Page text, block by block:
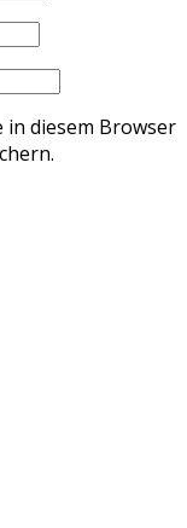
in diesem Browser